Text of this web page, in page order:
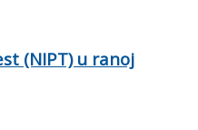
(NIPT) u ranoj